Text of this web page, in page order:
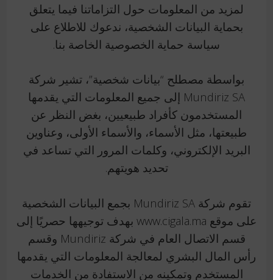
لمزيد من المعلومات حول التزاماتنا فيما يتعلق
بحماية البيانات الشخصية، ندعوك للاطلاع على
سياسة حماية الخصوصية الخاصة بنا.
بواسطة مصطلح “بيانات شخصية”، تشير شركة
Mundiriz SA إلى جميع المعلومات التي يقدمها
المستخدمون كأفراد طبيعيين، بغض النظر عن
طبيعتها، مثل الأسماء، والأسماء الأولى، وعناوين
البريد الإلكتروني، وكلمات المرور التي تساعد في
تحديد هويتهم.
تقوم شركة Mundiriz SA بجمع البيانات الشخصية
على موقع www.cigala.ma بهدف توجيهها حصريًا إلى
قسم الاتصال العام في شركة Mundiriz وقسم
رأس المال البشري لمعالجة المعلومات التي يقدمها
المستخدم وتمكينه من الاستفادة من الخدمات